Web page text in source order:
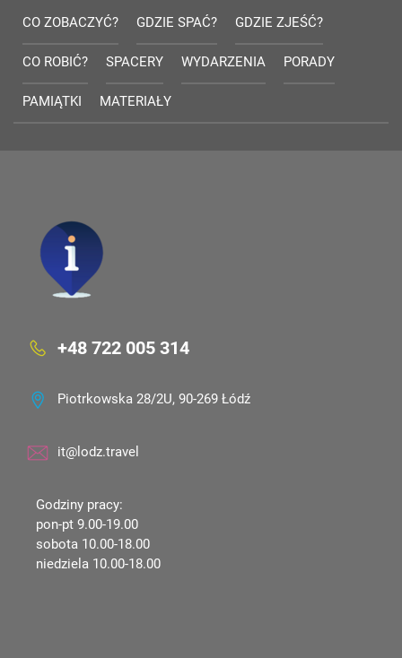
CO ZOBACZYĆ? GDZIE SPAĆ? GDZIE ZJEŚĆ?
CO ROBIĆ? SPACERY WYDARZENIA PORADY
PAMIĄTKI MATERIAŁY
+48 722 005 314
Piotrkowska 28/2U, 90-269 Łódź
it@lodz.travel
Godziny pracy:
pon-pt 9.00-19.00
sobota 10.00-18.00
niedziela 10.00-18.00